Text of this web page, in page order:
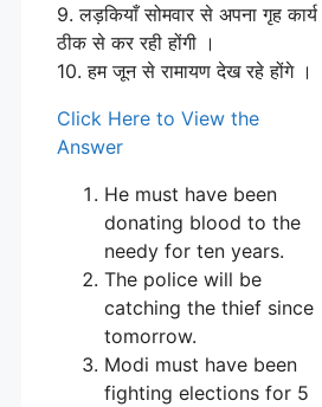
9. लड़कियाँ सोमवार से अपना गृह कार्य
ठीक से कर रही होंगी ।
10. हम जून से रामायण देख रहे होंगे ।
Click Here to View the
Answer
He must have been
donating blood to the
needy for ten years.
The police will be
catching the thief since
tomorrow.
Modi must have been
fighting elections for 5